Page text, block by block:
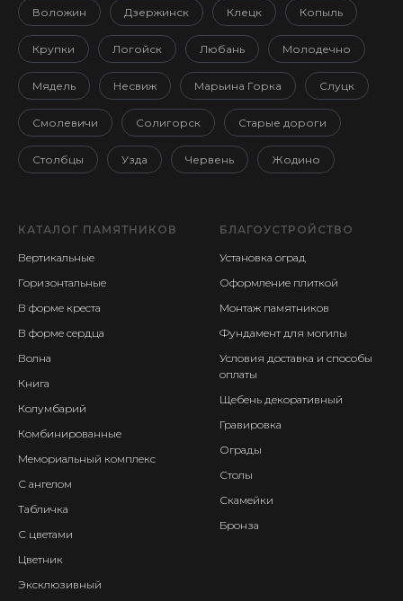
Воложин Дзержинск Клецк Копыль
Крупки Логойск Любань Молодечно
Мядель Несвиж Марьина Горка Слуцк
Смолевичи Солигорск Старые дороги
Столбцы Узда Червень Жодино
КАТАЛОГ ПАМЯТНИКОВ
Вертикальные
Горизонтальные
В форме креста
В форме сердца
Волна
Книга
Колумбарий
Комбинированные
Мемориальный комплекс
С ангелом
Табличка
С цветами
Цветник
Эксклюзивный
БЛАГОУСТРОЙСТВО
Установка оград
Оформление плиткой
Монтаж памятников
Фундамент для могилы
Условия доставка и способы
оплаты
Щебень декоративный
Гравировка
Ограды
Столы
Скамейки
Бронза